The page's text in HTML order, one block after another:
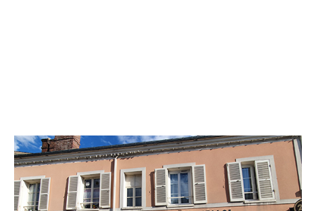
CENTURY 21 LD Immobilier
6 avenue Carnot
DOURDAN - 91410